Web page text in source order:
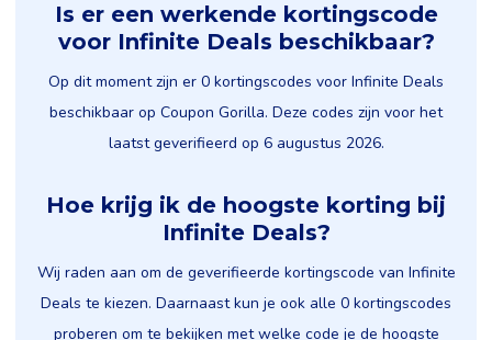
Is er een werkende kortingscode
voor Infinite Deals beschikbaar?
Op dit moment zijn er 0 kortingscodes voor Infinite Deals
beschikbaar op Coupon Gorilla. Deze codes zijn voor het
laatst geverifieerd op 6 augustus 2026.
Hoe krijg ik de hoogste korting bij
Infinite Deals?
Wij raden aan om de geverifieerde kortingscode van Infinite
Deals te kiezen. Daarnaast kun je ook alle 0 kortingscodes
proberen om te bekijken met welke code je de hoogste